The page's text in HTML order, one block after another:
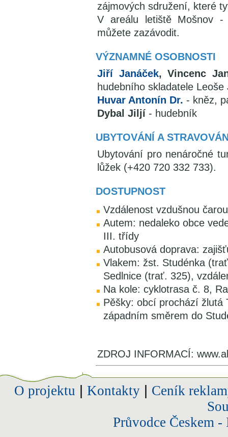
zájmových sdružení, které
V areálu letiště Mošnov
můžete zazávodit.
VÝZNAMNÉ OSOBNOSTI
Jiří Janáček, Vincenc
hudebního skladatele Leoše
Huvar Antonín Dr. - kněz,
Dybal Jiljí - hudebník
UBYTOVÁNÍ A
Ubytování pro nenáročné
lůžek (+420 720 332 733).
DOSTUPNOST
Vzdálenost vzdušnou
Autem: nedaleko obce
III. třídy
Autobusová doprava:
Vlakem: žst. Studénka
Sedlnice (trať. 325),
Na kole: cyklotrasa č. 8,
Pěšky: obcí prochází
západním směrem do
ZDROJ INFORMACÍ:
O projektu Kontakty| Ceník
Průvodce Českem